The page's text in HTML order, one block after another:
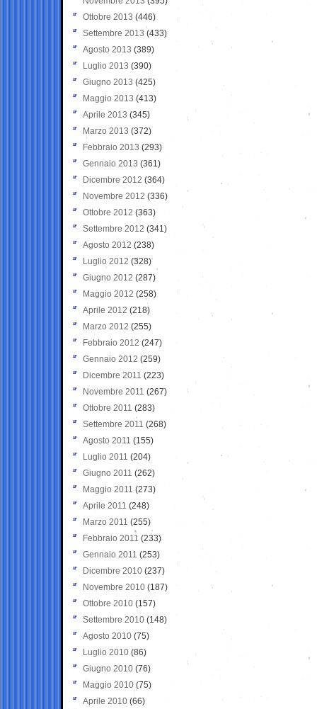
Ottobre 2013 (446)
Settembre 2013 (433)
Agosto 2013 (389)
Luglio 2013 (390)
Giugno 2013 (425)
Maggio 2013 (413)
Aprile 2013 (345)
Marzo 2013 (372)
Febbraio 2013 (293)
Gennaio 2013 (361)
Dicembre 2012 (364)
Novembre 2012 (336)
Ottobre 2012 (363)
Settembre 2012 (341)
Agosto 2012 (238)
Luglio 2012 (328)
Giugno 2012 (287)
Maggio 2012 (258)
Aprile 2012 (218)
Marzo 2012 (255)
Febbraio 2012 (247)
Gennaio 2012 (259)
Dicembre 2011 (223)
Novembre 2011 (267)
Ottobre 2011 (283)
Settembre 2011 (268)
Agosto 2011 (155)
Luglio 2011 (204)
Giugno 2011 (262)
Maggio 2011 (273)
Aprile 2011 (248)
Marzo 2011 (255)
Febbraio 2011 (233)
Gennaio 2011 (253)
Dicembre 2010 (237)
Novembre 2010 (187)
Ottobre 2010 (157)
Settembre 2010 (148)
Agosto 2010 (75)
Luglio 2010 (86)
Giugno 2010 (76)
Maggio 2010 (75)
Aprile 2010 (66)